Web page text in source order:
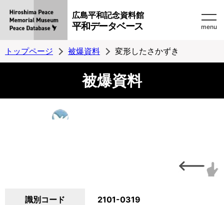
広島平和記念資料館
平和データベース menu
トップページ 被爆資料 変形したさかずき
被爆資料
識別コード 2101-0319